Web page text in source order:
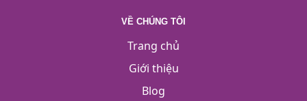
VỀ CHÚNG TÔI
Trang chủ
Giới thiệu
Blog